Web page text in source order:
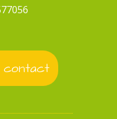
contact